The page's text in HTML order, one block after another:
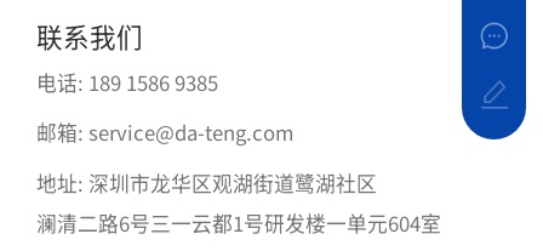
联系我们
电话: 189 1586 9385
邮箱: service@da-teng.com
地址: 深圳市龙华区观湖街道鹭湖社区
澜清二路6号三一云都1号研发楼一单元604室